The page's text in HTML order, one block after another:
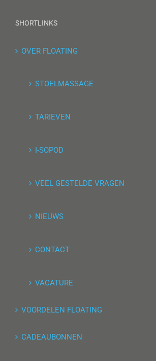
SHORTLINKS
OVER FLOATING
STOELMASSAGE
TARIEVEN
I-SOPOD
VEEL GESTELDE VRAGEN
NIEUWS
CONTACT
VACATURE
VOORDELEN FLOATING
CADEAUBONNEN